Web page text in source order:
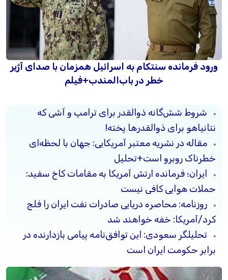
ورود فرمانده سنتکام به اسرائیل همزمان با صدای آژیر
خطر در باب‌المندب+فیلم
شروط شش‌گانه ذوالقدر برای ترامپ و آشی که
نتانیاهو برای ذوالقدرها پخته!
مقاله در نشریه معتبر آمریکایی: جهان با لحظه‌ای
خطرناک روبرو است+تحلیل
ایران؛ فرمانده ارتش آمریکا به مقامات کاخ سفید:
حملات هوایی کافی نیست
روزنامه: محاصره دریایی صادرات نفت ایران را فلج
کرد/آمریکا: خفه خواهند شد
تحلیلگر سعودی: این توافق‌نامه پیامی بازدارنده در
برابر حکومت ایران است